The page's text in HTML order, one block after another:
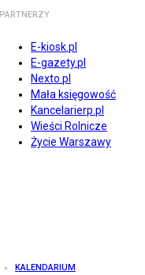
PARTNERZY
E-kiosk.pl
E-gazety.pl
Nexto.pl
Mała księgowość
Kancelarierp.pl
Wieści Rolnicze
Życie Warszawy
KALENDARIUM